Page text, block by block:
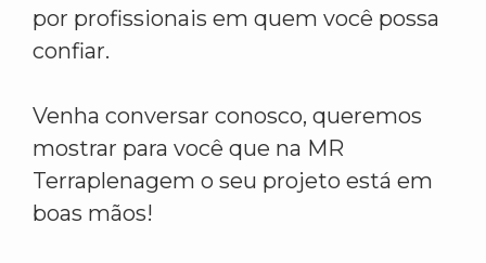
por profissionais em quem você possa
confiar.
Venha conversar conosco, queremos
mostrar para você que na MR
Terraplenagem o seu projeto está em
boas mãos!